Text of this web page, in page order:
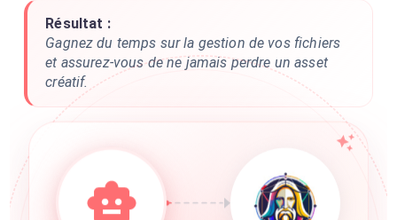
Résultat :
Gagnez du temps sur la gestion de vos fichiers
et assurez-vous de ne jamais perdre un asset
créatif.